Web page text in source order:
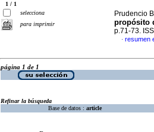
1 / 1
selecciona
para imprimir
Prudencio
propósito
p.71-73.
· resumen
página 1 de 1
Refinar la búsqueda
Base de datos : article